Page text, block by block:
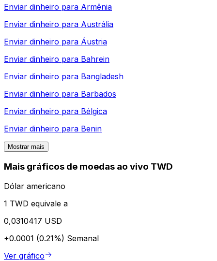
Enviar dinheiro para Armênia
Enviar dinheiro para Austrália
Enviar dinheiro para Áustria
Enviar dinheiro para Bahrein
Enviar dinheiro para Bangladesh
Enviar dinheiro para Barbados
Enviar dinheiro para Bélgica
Enviar dinheiro para Benin
Mostrar mais
Mais gráficos de moedas ao vivo TWD
Dólar americano
1 TWD equivale a
0,0310417 USD
+0.0001 (0.21%) Semanal
Ver gráfico